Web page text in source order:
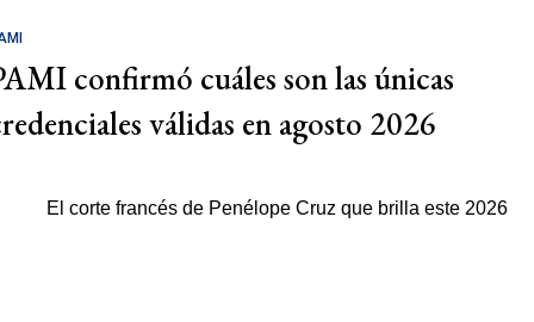
confirmó cuáles son las únicas
válidas en agosto 2026